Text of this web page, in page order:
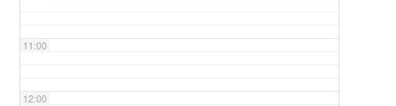
11:00
12:00